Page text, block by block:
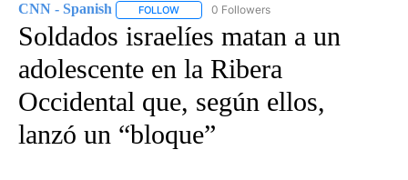
CNN - Spanish FOLLOW FOLLOW "CNN - SPANISH" TO RECEIVE
0 Followers
Soldados israelíes matan a un
adolescente en la Ribera
Occidental que, según ellos,
lanzó un “bloque”